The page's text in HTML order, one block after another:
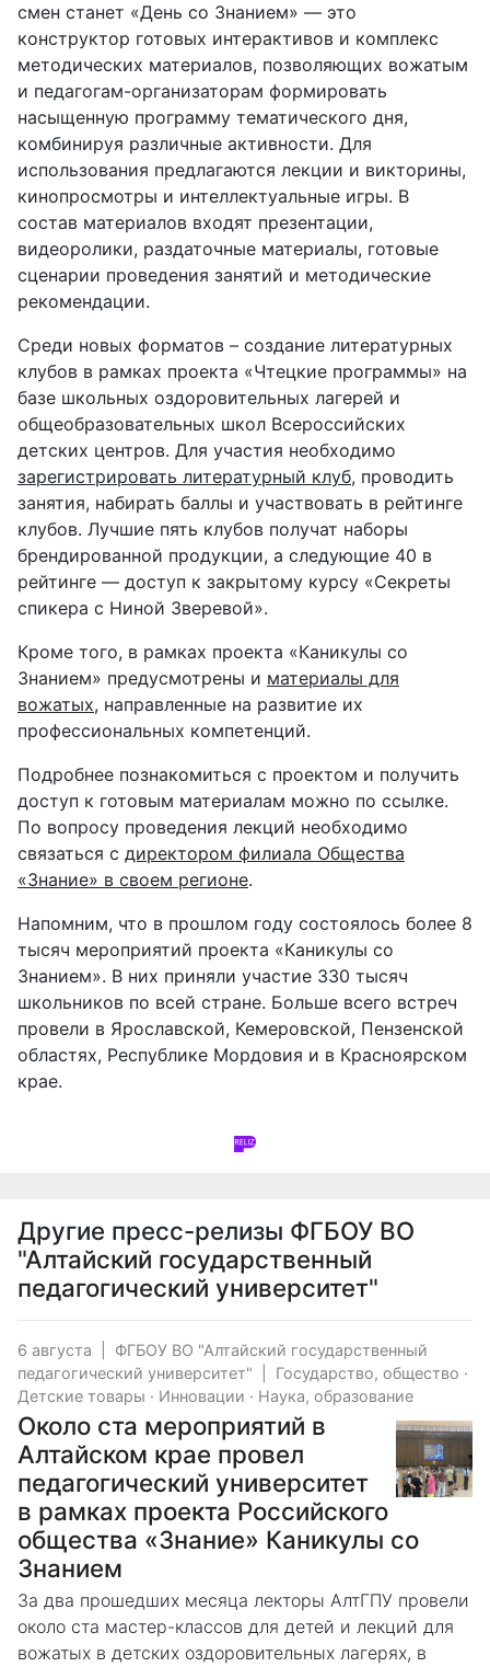
смен станет «День со Знанием» — это
конструктор готовых интерактивов и комплекс
методических материалов, позволяющих вожатым
и педагогам-организаторам формировать
насыщенную программу тематического дня,
комбинируя различные активности. Для
использования предлагаются лекции и викторины,
кинопросмотры и интеллектуальные игры. В
состав материалов входят презентации,
видеоролики, раздаточные материалы, готовые
сценарии проведения занятий и методические
рекомендации.
Среди новых форматов – создание литературных
клубов в рамках проекта «Чтецкие программы» на
базе школьных оздоровительных лагерей и
общеобразовательных школ Всероссийских
детских центров. Для участия необходимо
зарегистрировать литературный клуб, проводить
занятия, набирать баллы и участвовать в рейтинге
клубов. Лучшие пять клубов получат наборы
брендированной продукции, а следующие 40 в
рейтинге — доступ к закрытому курсу «Секреты
спикера с Ниной Зверевой».
Кроме того, в рамках проекта «Каникулы со
Знанием» предусмотрены и материалы для
вожатых, направленные на развитие их
профессиональных компетенций.
Подробнее познакомиться с проектом и получить
доступ к готовым материалам можно по ссылке.
По вопросу проведения лекций необходимо
связаться с директором филиала Общества
«Знание» в своем регионе.
Напомним, что в прошлом году состоялось более 8
тысяч мероприятий проекта «Каникулы со
Знанием». В них приняли участие 330 тысяч
школьников по всей стране. Больше всего встреч
провели в Ярославской, Кемеровской, Пензенской
областях, Республике Мордовия и в Красноярском
крае.
Другие пресс-релизы ФГБОУ ВО
"Алтайский государственный
педагогический университет"
6 августа
ФГБОУ ВО "Алтайский государственный
педагогический университет"
Государство, общество ·
Детские товары · Инновации · Наука, образование
Около ста мероприятий в
Алтайском крае провел
педагогический университет
в рамках проекта Российского
общества «Знание» Каникулы со
Знанием
За два прошедших месяца лекторы АлтГПУ провели
около ста мастер-классов для детей и лекций для
вожатых в детских оздоровительных лагерях, в